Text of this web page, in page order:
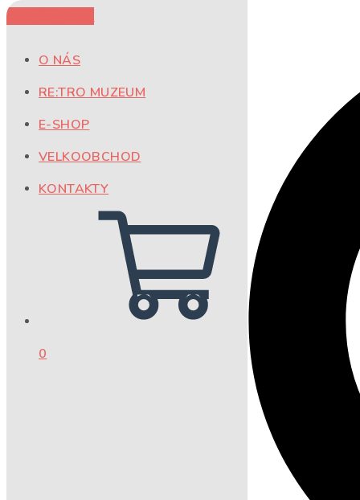
Přejít k obsahu
ZAVŘÍT MENU
O NÁS
RE:TRO MUZEUM
E-SHOP
VELKOOBCHOD
KONTAKTY
0